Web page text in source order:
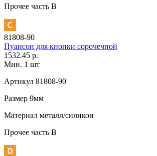
Прочее часть В
81808-90
Пуансон для кнопки сорочечной
1532.45 р.
Мин. 1 шт
Артикул 81808-90
Размер 9мм
Материал металл/силикон
Прочее часть В